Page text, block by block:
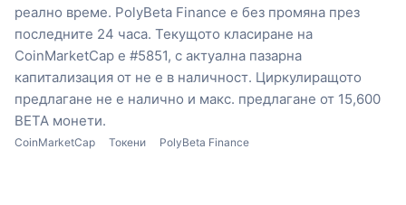
реално време. PolyBeta Finance е без промяна през
последните 24 часа. Текущото класиране на
CoinMarketCap е #5851, с актуална пазарна
капитализация от не е в наличност. Циркулиращото
предлагане не е налично и макс. предлагане от 15,600
BETA монети.
CoinMarketCap Токени PolyBeta Finance